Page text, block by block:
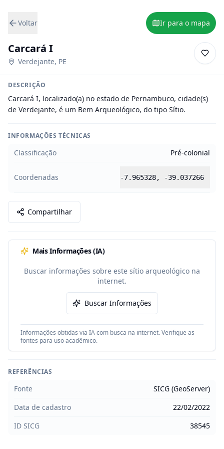
Voltar Ir para o mapa
Carcará I
Verdejante, PE
DESCRIÇÃO
Carcará I, localizado(a) no estado de Pernambuco, cidade(s)
de Verdejante, é um Bem Arqueológico, do tipo Sítio.
INFORMAÇÕES TÉCNICAS
Classificação Pré-colonial
Coordenadas -7.965328, -39.037266
Compartilhar
Mais Informações (IA)
Buscar informações sobre este sítio arqueológico na
internet.
Buscar Informações
Informações obtidas via IA com busca na internet. Verifique as
fontes para uso acadêmico.
REFERÊNCIAS
Fonte
SICG (GeoServer)
Data de cadastro
22/02/2022
ID SICG
38545